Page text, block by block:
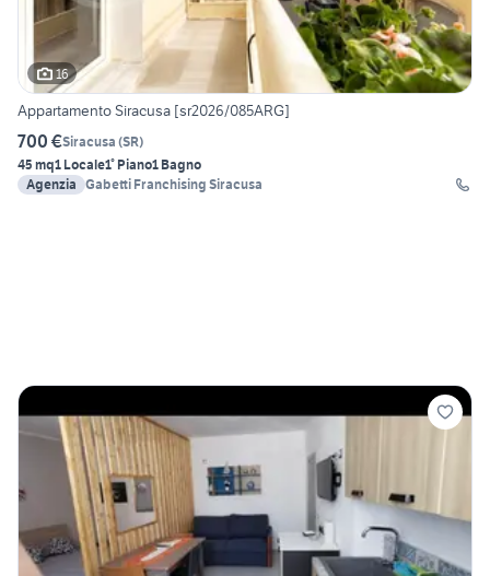
16
Appartamento Siracusa [sr2026/085ARG]
700 €Siracusa (SR)
45 mq1 Locale1° Piano1 Bagno
Agenzia Gabetti Franchising Siracusa